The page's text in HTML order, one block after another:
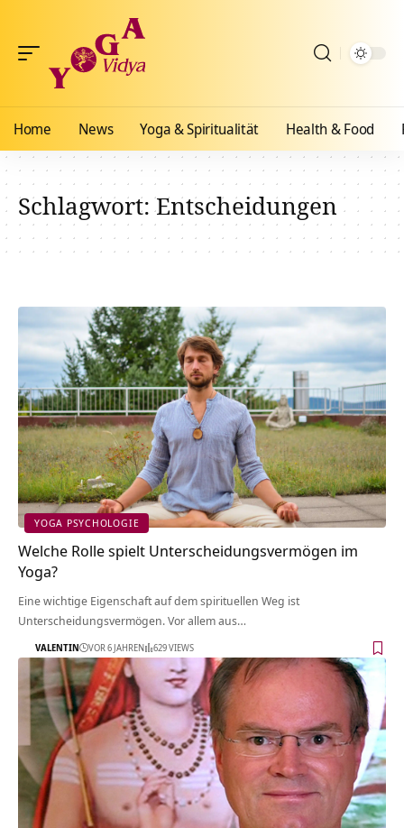
Home News Yoga & Spiritualität Health & Food
Schlagwort:Entscheidungen
YOGA PSYCHOLOGIE
Welche Rolle spielt Unterscheidungsvermögen im
Yoga?
Eine wichtige Eigenschaft auf dem spirituellen Weg ist
Unterscheidungsvermögen. Vor allem aus…
VALENTIN VOR 6 JAHREN 629 VIEWS